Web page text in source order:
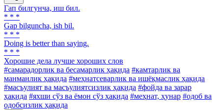
Гап билгунча, иш бил.
* * *
Gap bilguncha, ish bil.
* * *
Doing is better than saying.
* * *
Хорошие дела лучше хороших слов
#самарадорлик ва бесамарлик ҳақида #камтарлик ва
манманлик ҳақида #меҳнатсеварлик ва ишёқмаслик ҳақида
#масъулият ва масъулиятсизлик ҳақида #фойда ва зарар
ҳақида #яхши сўз ва ёмон сўз ҳақида #меҳнат, ҳунар #одоб ва
одобсизлик ҳақида